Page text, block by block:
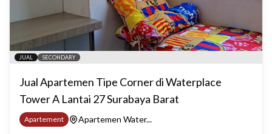
JUAL SECONDARY
Jual Apartemen Tipe Corner di Waterplace
Tower A Lantai 27 Surabaya Barat
Apartement
Apartemen Water...